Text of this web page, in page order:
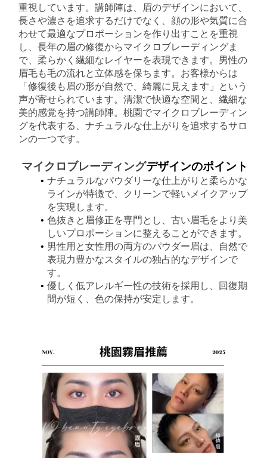
重視しています。講師陣は、眉のデザインにおいて、
長さや濃さを追求するだけでなく、顔の形や気質に合
わせて最適なプロポーションを作り出すことを重視
し、長年の眉の修復からマイクロブレーディングま
で、柔らかく繊細なレイヤーを表現できます。男性の
眉毛も毛の流れと立体感を保ちます。お客様からは
「修復後も眉の形が自然で、綺麗に見えます」という
声が寄せられています。清潔で快適な空間と、繊細な
美的感覚を持つ講師陣。桃園でマイクロブレーディン
グを代表する、ナチュラルな仕上がりを追求するサロ
ンの一つです。
マイクロブレーディングデザインのポイント
ナチュラルなパウダリーな仕上がりと柔らかな
ラインが特徴で、クリーンで軽いメイクアップ
を実現します。
色抜きと眉修正を専門とし、古い眉毛をより美
しいプロポーションに整えることができます。
男性用と女性用の両方のパウダー眉は、自然で
表現力豊かなスタイルの独占的なデザインで
す。
優しく低アレルギー性の技術を採用し、回復期
間が短く、色の保持が安定します。